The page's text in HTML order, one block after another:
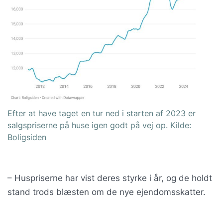
Efter at have taget en tur ned i starten af 2023 er
salgspriserne på huse igen godt på vej op. Kilde:
Boligsiden
– Huspriserne har vist deres styrke i år, og de holdt
stand trods blæsten om de nye ejendomsskatter.